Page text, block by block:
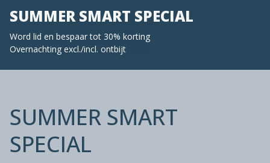
SUMMER SMART SPECIAL
Word lid en bespaar tot 30% korting
Overnachting excl./incl. ontbijt
SUMMER SMART
SPECIAL